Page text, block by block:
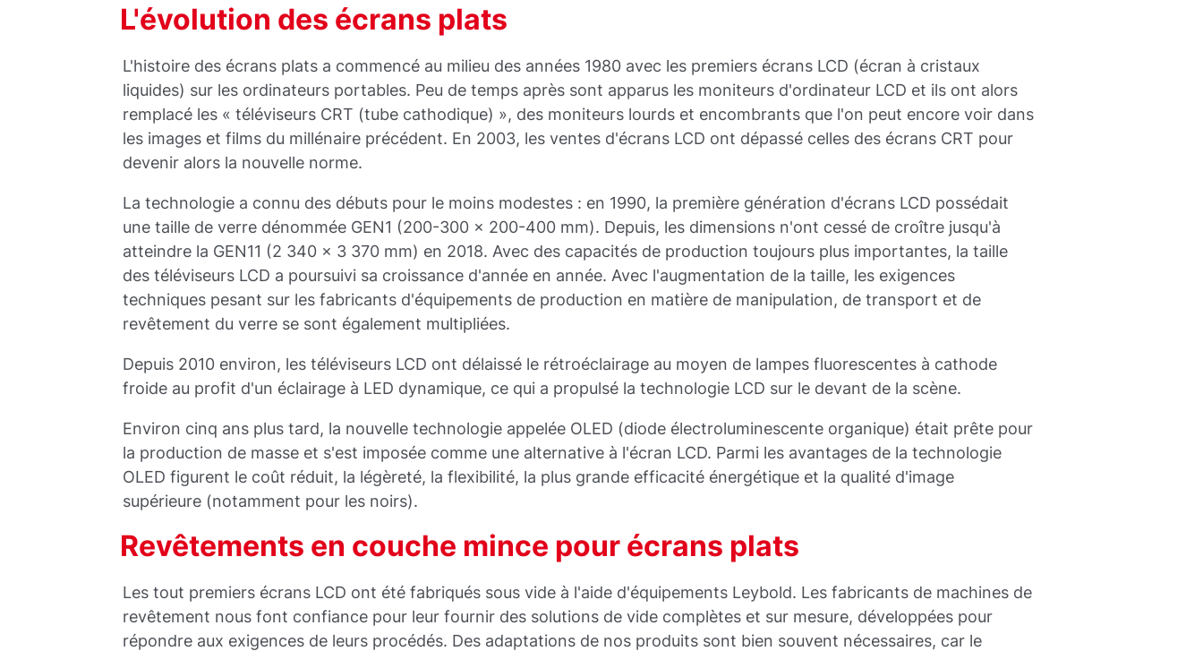
L'évolution des écrans plats
L'histoire des écrans plats a commencé au milieu des années 1980 avec les premiers écrans LCD (écran à cristaux
liquides) sur les ordinateurs portables. Peu de temps après sont apparus les moniteurs d'ordinateur LCD et ils ont alors
remplacé les « téléviseurs CRT (tube cathodique) », des moniteurs lourds et encombrants que l'on peut encore voir dans
les images et films du millénaire précédent. En 2003, les ventes d'écrans LCD ont dépassé celles des écrans CRT pour
devenir alors la nouvelle norme.
La technologie a connu des débuts pour le moins modestes : en 1990, la première génération d'écrans LCD possédait
une taille de verre dénommée GEN1 (200-300 x 200-400 mm). Depuis, les dimensions n'ont cessé de croître jusqu'à
atteindre la GEN11 (2 340 x 3 370 mm) en 2018. Avec des capacités de production toujours plus importantes, la taille
des téléviseurs LCD a poursuivi sa croissance d'année en année. Avec l'augmentation de la taille, les exigences
techniques pesant sur les fabricants d'équipements de production en matière de manipulation, de transport et de
revêtement du verre se sont également multipliées.
Depuis 2010 environ, les téléviseurs LCD ont délaissé le rétroéclairage au moyen de lampes fluorescentes à cathode
froide au profit d'un éclairage à LED dynamique, ce qui a propulsé la technologie LCD sur le devant de la scène.
Environ cinq ans plus tard, la nouvelle technologie appelée OLED (diode électroluminescente organique) était prête pour
la production de masse et s'est imposée comme une alternative à l'écran LCD. Parmi les avantages de la technologie
OLED figurent le coût réduit, la légèreté, la flexibilité, la plus grande efficacité énergétique et la qualité d'image
supérieure (notamment pour les noirs).
Revêtements en couche mince pour écrans plats
Les tout premiers écrans LCD ont été fabriqués sous vide à l'aide d'équipements Leybold. Les fabricants de machines de
revêtement nous font confiance pour leur fournir des solutions de vide complètes et sur mesure, développées pour
répondre aux exigences de leurs procédés. Des adaptations de nos produits sont bien souvent nécessaires, car le